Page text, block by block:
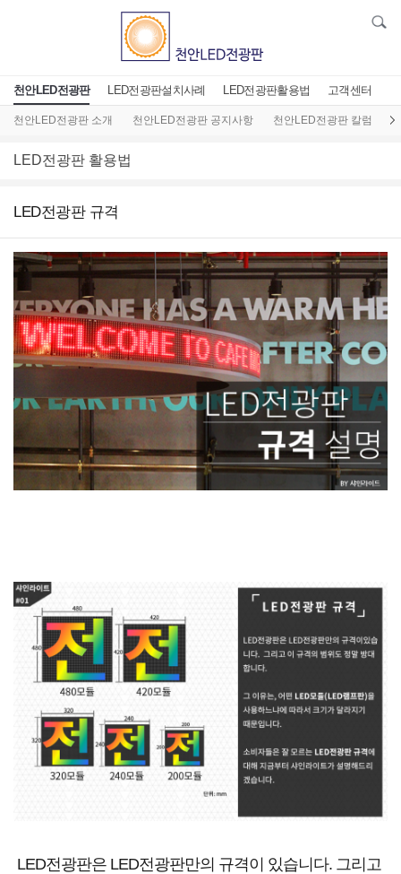
천안LED전광판 LED전광판설치사례 LED전광판활용법 고객센터
천안LED전광판 소개 천안LED전광판 공지사항 천안LED전광판 칼럼
LED전광판 활용법
LED전광판 규격
LED전광판은 LED전광판만의 규격이 있습니다. 그리고